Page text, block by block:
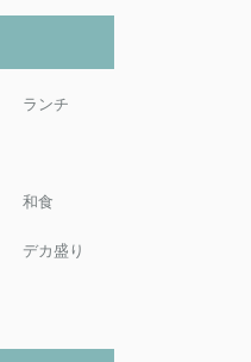
ランチ
和食
デカ盛り